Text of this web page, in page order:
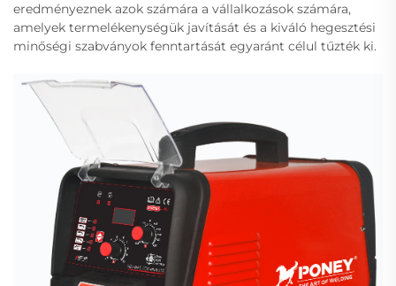
eredményeznek azok számára a vállalkozások számára,
amelyek termelékenységük javítását és a kiváló hegesztési
minőségi szabványok fenntartását egyaránt célul tűzték ki.